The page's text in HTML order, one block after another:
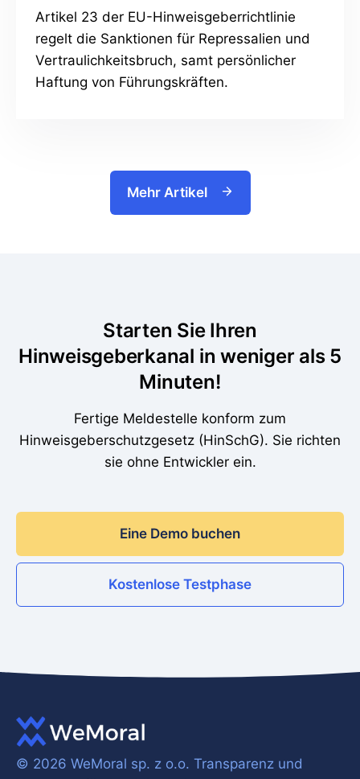
Artikel 23 der EU-Hinweisgeberrichtlinie
regelt die Sanktionen für Repressalien und
Vertraulichkeitsbruch, samt persönlicher
Haftung von Führungskräften.
Mehr Artikel
Starten Sie Ihren
Hinweisgeberkanal in weniger als 5
Minuten!
Fertige Meldestelle konform zum
Hinweisgeberschutzgesetz (HinSchG). Sie richten
sie ohne Entwickler ein.
Eine Demo buchen
Kostenlose Testphase
© 2026 WeMoral sp. z o.o. Transparenz und